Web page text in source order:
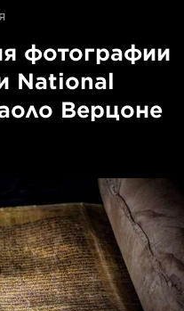
фотографии
National
Верцоне